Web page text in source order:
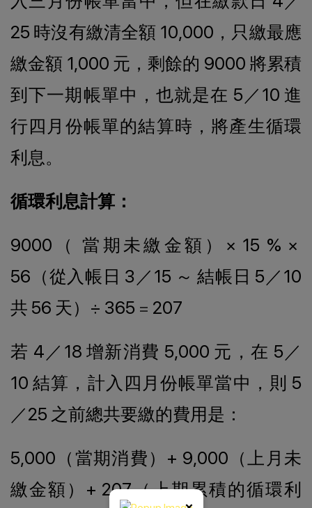
25 時沒有繳清全額 10,000，只繳最應
繳金額 1,000 元，剩餘的 9000 將累積
到下一期帳單中，也就是在 5／10 進
行四月份帳單的結算時，將產生循環
利息。
循環利息計算：
9000（ 當期未繳金額）× 15 % ×
56（從入帳日 3／15 ～ 結帳日 5／10
共 56 天）÷ 365 = 207
若 4／18 增新消費 5,000 元，在 5／
10 結算，計入四月份帳單當中，則 5
／25 之前總共要繳的費用是：
5,000（當期消費）+ 9,000（上月未
繳金額）+ 207（上期累積的循環利